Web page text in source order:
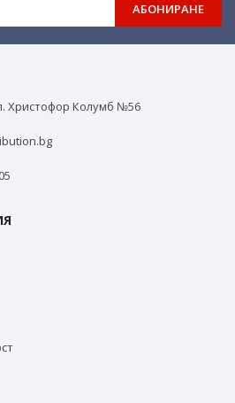
АБОНИРАНЕ
Христофор Колумб №56